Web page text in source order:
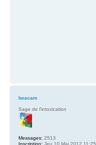
beacam
Sage de l'intoxication
Messages: 2513
Inscription: Jeu 10 Mai 2012 11:25